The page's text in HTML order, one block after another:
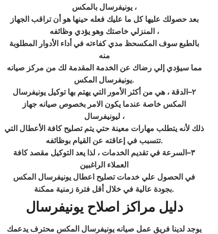
يونيفرسال بالمكس ،
بعد حصولك عليها كل ما عليك فعله حينها هو أن تراقب الجهاز
المنزلي خاصتك وهو يؤدي وظائفه ،
بالطبع سوف المكسحظ مدي كفاءته في أداء الأدوار المطلوبة
منه
مما سيؤدي إلي رضاك عن الخدمة المقدمة لك من مركز صيانه
يونيفرسال المكس.
٢–الدقة ، هي من أكثر الأمور التي يهتم بها توكيل يونيفرسال
المكس خاصة عندما يكون الامر بخصوص صيانه جهاز
ليونيفرسال ،
ذلك لأنه يتطلب مهارات معينة حتي يتم تصليح كافة الأعطال التي
تتسبب في إعاقته عن القيام بوظائفه.
٣–السرعة في تقديم الخدمات ، لذا يعد التوكيل مقصد كافة
العملاء الراغبين
في الحصول علي خدمات تصليح اعطال يونيفرسال المكس
بجودة عالية في خلال أقل فترة زمنية ممكنة.
دليل مراكز اصلاح يونيفرسال
يوجد لدينا فريق عمل صيانه يونيفرسال المكس محترف يدعمك